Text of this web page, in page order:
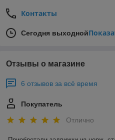
Контакты
Сегодня выходной
Отзывы о магазине
6 отзывов за всё время
Покупатель
Отлично